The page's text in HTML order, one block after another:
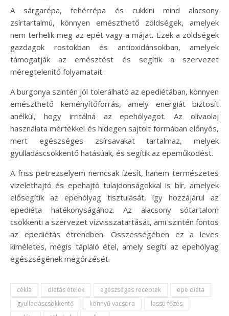
A sárgarépa, fehérrépa és cukkini mind alacsony
zsírtartalmú, könnyen emészthető zöldségek, amelyek
nem terhelik meg az epét vagy a májat. Ezek a zöldségek
gazdagok rostokban és antioxidánsokban, amelyek
támogatják az emésztést és segítik a szervezet
méregtelenítő folyamatait.
A burgonya szintén jól tolerálható az epediétában, könnyen
emészthető keményítőforrás, amely energiát biztosít
anélkül, hogy irritálná az epehólyagot. Az olívaolaj
használata mértékkel és hidegen sajtolt formában előnyös,
mert egészséges zsírsavakat tartalmaz, melyek
gyulladáscsökkentő hatásúak, és segítik az epeműködést.
A friss petrezselyem nemcsak ízesít, hanem természetes
vizelethajtó és epehajtó tulajdonságokkal is bír, amelyek
elősegítik az epehólyag tisztulását, így hozzájárul az
epediéta hatékonyságához. Az alacsony sótartalom
csökkenti a szervezet vízvisszatartását, ami szintén fontos
az epediétás étrendben. Összességében ez a leves
kíméletes, mégis tápláló étel, amely segíti az epehólyag
egészségének megőrzését.
cékla diétás ételek egészséges receptek
epe diéta
gyulladáscsökkentő
könnyű vacsora
lassú főzés